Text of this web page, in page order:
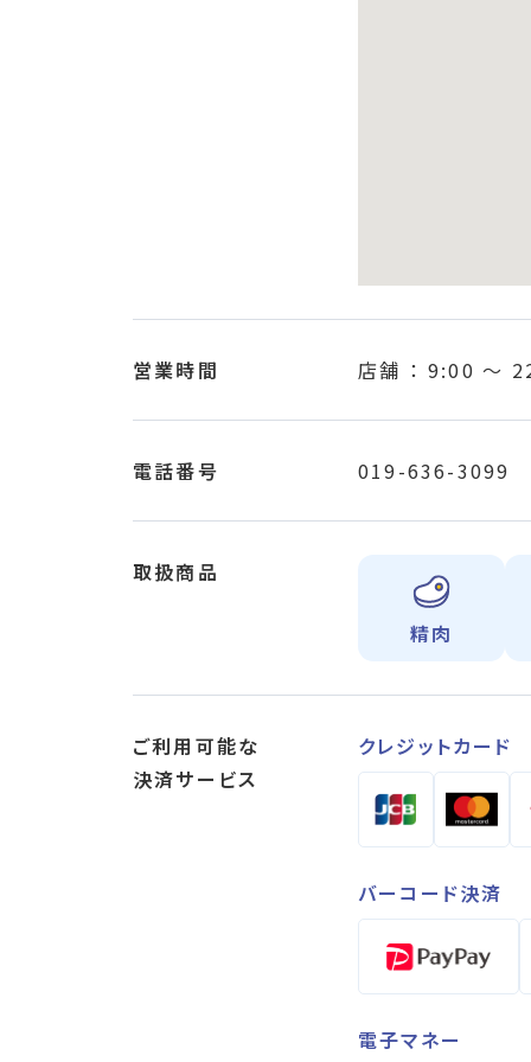
営業時間 店舗 ： 9:00 〜
電話番号 019-636-3099
取扱商品
精肉
ご利用可能な
決済サービス
クレジットカード
バーコード決済
電子マネー